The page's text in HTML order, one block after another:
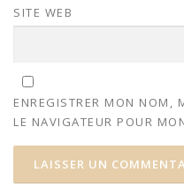
SITE WEB
ENREGISTRER MON NOM,
LE NAVIGATEUR POUR